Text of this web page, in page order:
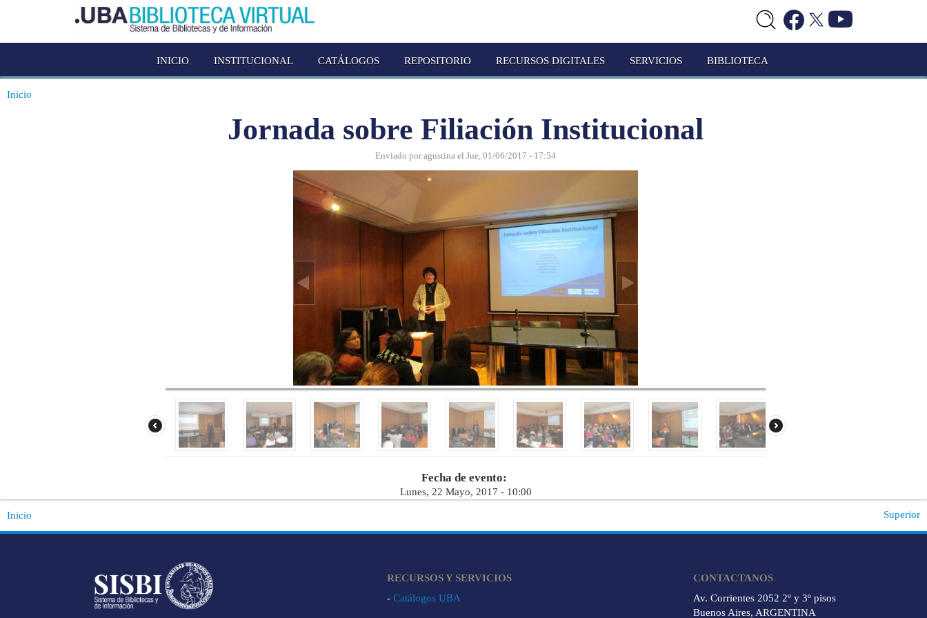
INICIO INSTITUCIONAL CATÁLOGOS REPOSITORIO RECURSOS DIGITALES SERVICIOS BIBLIOTECA
Inicio
Jornada sobre Filiación Institucional
Enviado poragustina el Jue, 01/06/2017 - 17:54
Fecha de evento:
Lunes, 22 Mayo, 2017 - 10:00
Inicio Superior
RECURSOS Y SERVICIOS
-Catálogos UBA
CONTACTANOS
Av. Corrientes 2052 2º y 3º pisos
Buenos Aires, ARGENTINA